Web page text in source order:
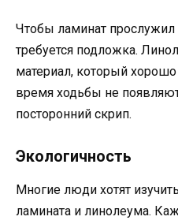
Чтобы ламинат
требуется подложка.
материал, который
время ходьбы не
посторонний скрип.
Экологичность
Многие люди хотят
ламината и линолеума.